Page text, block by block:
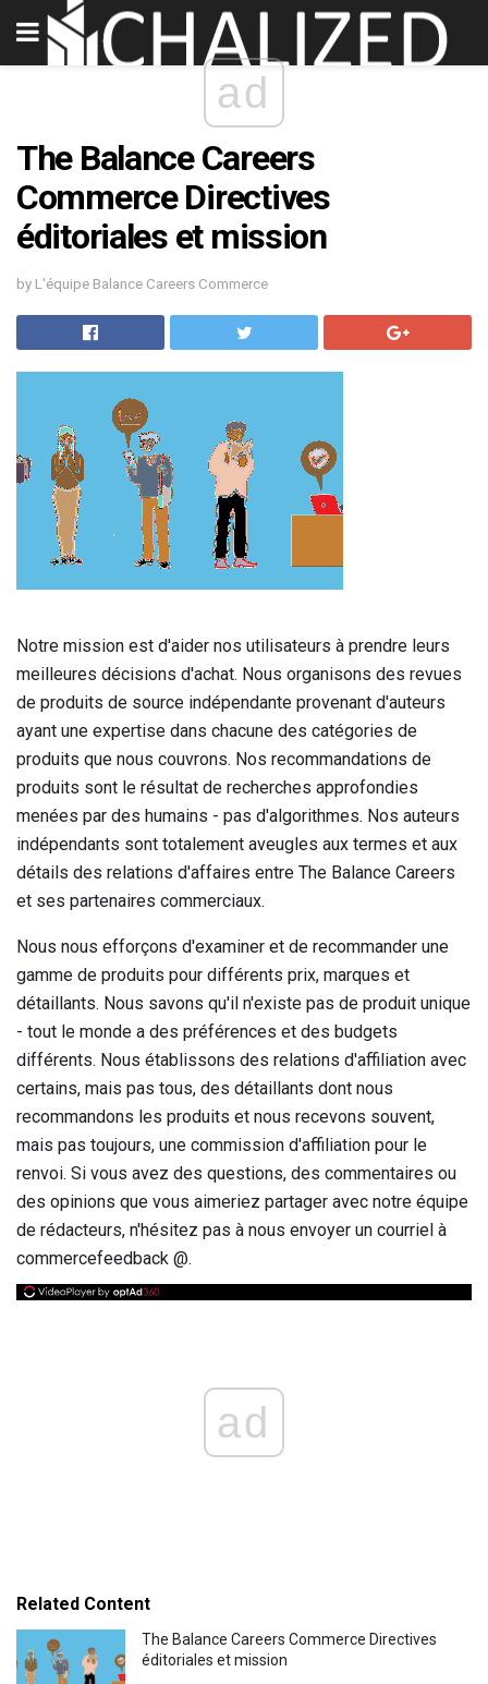
ad
The Balance Careers
Commerce Directives
éditoriales et mission
by L'équipe Balance Careers Commerce
Notre mission est d'aider nos utilisateurs à prendre leurs
meilleures décisions d'achat. Nous organisons des revues
de produits de source indépendante provenant d'auteurs
ayant une expertise dans chacune des catégories de
produits que nous couvrons. Nos recommandations de
produits sont le résultat de recherches approfondies
menées par des humains - pas d'algorithmes. Nos auteurs
indépendants sont totalement aveugles aux termes et aux
détails des relations d'affaires entre The Balance Careers
et ses partenaires commerciaux.
Nous nous efforçons d'examiner et de recommander une
gamme de produits pour différents prix, marques et
détaillants. Nous savons qu'il n'existe pas de produit unique
- tout le monde a des préférences et des budgets
différents. Nous établissons des relations d'affiliation avec
certains, mais pas tous, des détaillants dont nous
recommandons les produits et nous recevons souvent,
mais pas toujours, une commission d'affiliation pour le
renvoi. Si vous avez des questions, des commentaires ou
des opinions que vous aimeriez partager avec notre équipe
de rédacteurs, n'hésitez pas à nous envoyer un courriel à
commercefeedback @.
ad
Related Content
The Balance Careers Commerce Directives
éditoriales et mission